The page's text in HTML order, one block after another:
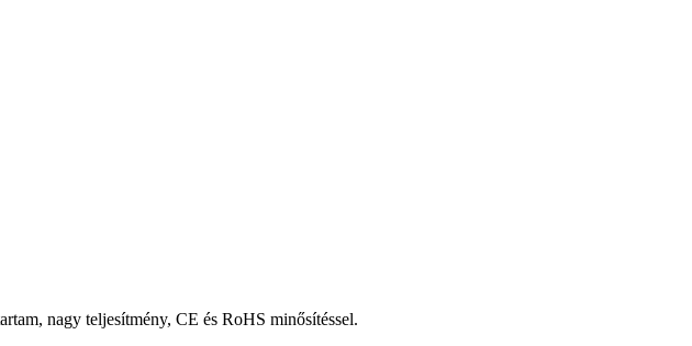
nagy teljesítmény, CE és RoHS minősítéssel.